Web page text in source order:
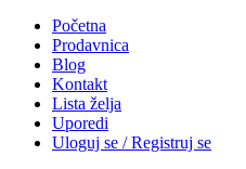
Početna
Prodavnica
Blog
Kontakt
Lista želja
Uporedi
Uloguj se / Registruj se